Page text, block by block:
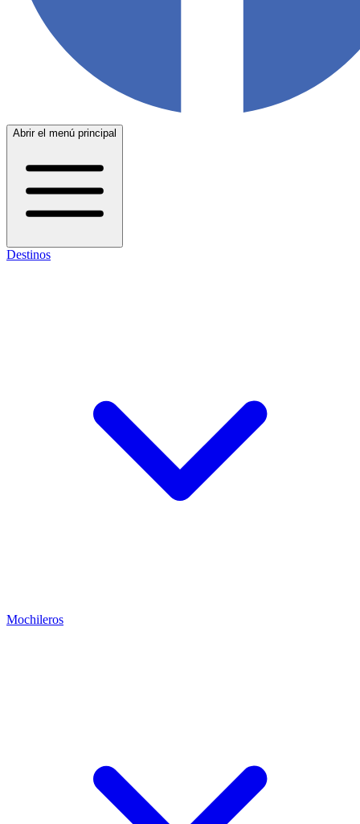
Abrir el menú principal
Destinos
Mochileros